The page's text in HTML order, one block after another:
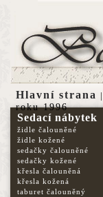
Sedací nábytek
židle čalouněné
židle kožené
sedačky čalouněné
sedačky kožené
křesla čalouněná
křesla kožená
taburet čalouněný
Hlavní strana |
roku 1996